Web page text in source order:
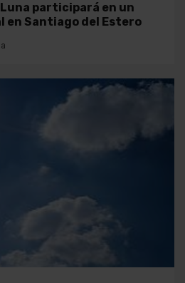
participará en un
en Santiago del Estero